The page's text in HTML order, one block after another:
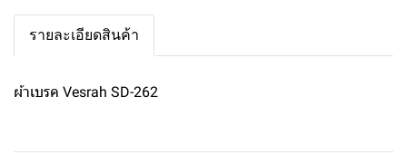
รายละเอียดสินค้า
ผ้าเบรค Vesrah SD-262